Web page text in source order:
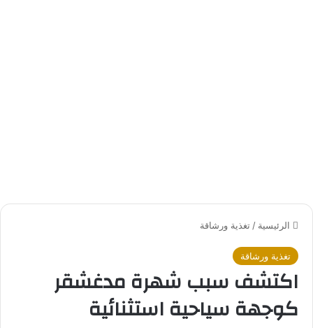
الرئيسية / تغذية ورشاقة
تغذية ورشاقة
اكتشف سبب شهرة مدغشقر
كوجهة سياحية استثنائية